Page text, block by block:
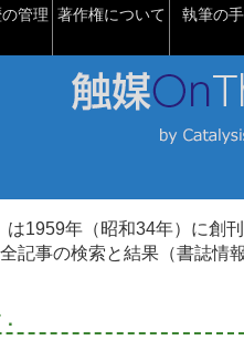
管理 著作権について 執筆の
は1959年（昭和34年）に創
記事の検索と結果（書誌